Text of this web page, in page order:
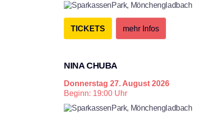
SparkassenPark, Mönchengladbach
TICKETS mehr Infos
NINA CHUBA
Donnerstag 27. August 2026
Beginn: 19:00 Uhr
SparkassenPark, Mönchengladbach